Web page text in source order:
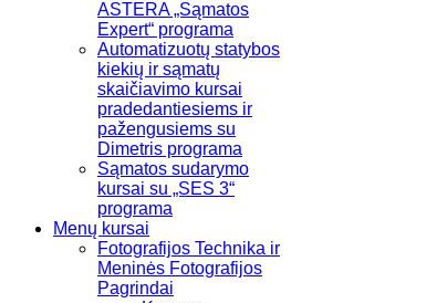
ASTERA „Sąmatos
Expert“ programa
Automatizuotų statybos
kiekių ir sąmatų
skaičiavimo kursai
pradedantiesiems ir
pažengusiems su
Dimetris programa
Sąmatos sudarymo
kursai su „SES 3“
programa
Menų kursai
Fotografijos Technika ir
Meninės Fotografijos
Pagrindai